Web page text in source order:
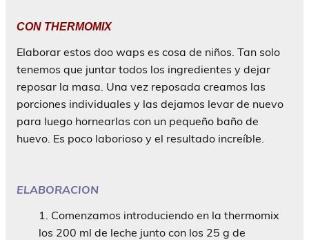
CON THERMOMIX
Elaborar estos doo waps es cosa de niños. Tan solo
tenemos que juntar todos los ingredientes y dejar
reposar la masa. Una vez reposada creamos las
porciones individuales y las dejamos levar de nuevo
para luego hornearlas con un pequeño baño de
huevo. Es poco laborioso y el resultado increíble.
ELABORACION
Comenzamos introduciendo en la thermomix
los 200 ml de leche junto con los 25 g de